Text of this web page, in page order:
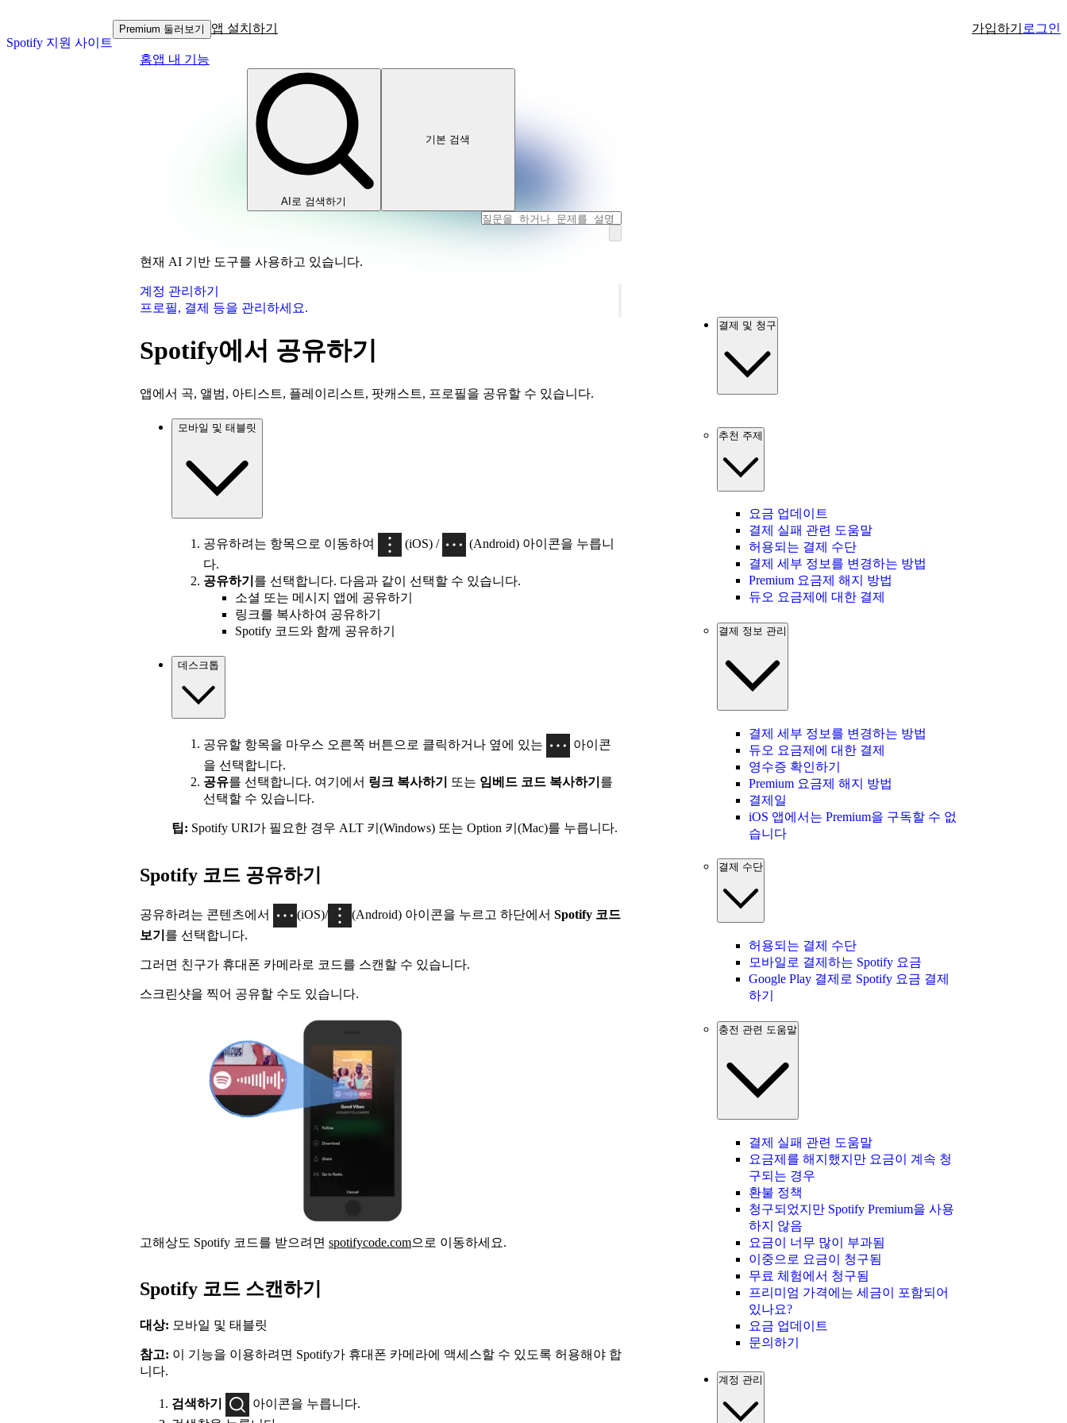
Spotify 지원 사이트
Premium 둘러보기 앱 설치하기 가입하기 로그인
홈앱 내 기능
AI로 검색하기
기본 검색
현재 AI 기반 도구를 사용하고 있습니다.
계정 관리하기
프로필, 결제 등을 관리하세요.
Spotify에서 공유하기
앱에서 곡, 앨범, 아티스트, 플레이리스트, 팟캐스트, 프로필을 공유할 수 있습니다.
모바일 및 태블릿
공유하려는 항목으로 이동하여 (iOS) /
(Android) 아이콘을 누릅니
다.
공유하기 를 선택합니다. 다음과 같이 선택할 수 있습니다.
소셜 또는 메시지 앱에 공유하기
링크를 복사하여 공유하기
Spotify 코드와 함께 공유하기
데스크톱
공유할 항목을 마우스 오른쪽 버튼으로 클릭하거나 옆에 있는
아이콘
을 선택합니다.
공유를 선택합니다. 여기에서 링크 복사하기 또는 임베드 코드 복사하기 를
선택할 수 있습니다.
팁: Spotify URI가 필요한 경우 ALT 키(Windows) 또는 Option 키(Mac)를 누릅니다.
Spotify 코드 공유하기
공유하려는 콘텐츠에서 (iOS)/ (Android) 아이콘을 누르고 하단에서 Spotify 코드
보기 를 선택합니다.
그러면 친구가 휴대폰 카메라로 코드를 스캔할 수 있습니다.
스크린샷을 찍어 공유할 수도 있습니다.
고해상도 Spotify 코드를 받으려면 spotifycode.com으로 이동하세요.
Spotify 코드 스캔하기
대상: 모바일 및 태블릿
참고: 이 기능을 이용하려면 Spotify가 휴대폰 카메라에 액세스할 수 있도록 허용해야 합
니다.
검색하기
아이콘을 누릅니다.
결제 및 청구
추천 주제
요금 업데이트
결제 실패 관련 도움말
허용되는 결제 수단
결제 세부 정보를 변경하는 방법
Premium 요금제 해지 방법
듀오 요금제에 대한 결제
결제 정보 관리
결제 세부 정보를 변경하는 방법
듀오 요금제에 대한 결제
영수증 확인하기
Premium 요금제 해지 방법
결제일
iOS 앱에서는 Premium을 구독할 수 없
습니다
결제 수단
허용되는 결제 수단
모바일로 결제하는 Spotify 요금
Google Play 결제로 Spotify 요금 결제
하기
충전 관련 도움말
결제 실패 관련 도움말
요금제를 해지했지만 요금이 계속 청
구되는 경우
환불 정책
청구되었지만 Spotify Premium을 사용
하지 않음
요금이 너무 많이 부과됨
이중으로 요금이 청구됨
무료 체험에서 청구됨
프리미엄 가격에는 세금이 포함되어
있나요?
요금 업데이트
문의하기
계정 관리